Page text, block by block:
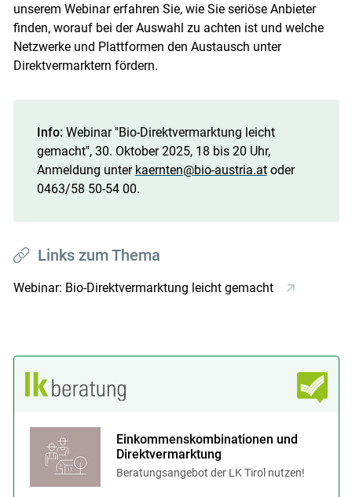
unserem Webinar erfahren Sie, wie Sie seriöse Anbieter
finden, worauf bei der Auswahl zu achten ist und welche
Netzwerke und Plattformen den Austausch unter
Direktvermarktern fördern.
Info: Webinar "Bio-Direktvermarktung leicht
gemacht", 30. Oktober 2025, 18 bis 20 Uhr,
Anmeldung unter kaernten@bio-austria.atoder
0463/​58 50-54 00.
Links zum Thema
Webinar: Bio-Direktvermarktung leicht gemacht
Einkommenskombinationen und
Direktvermarktung
Beratungsangebot der LK Tirol nutzen!